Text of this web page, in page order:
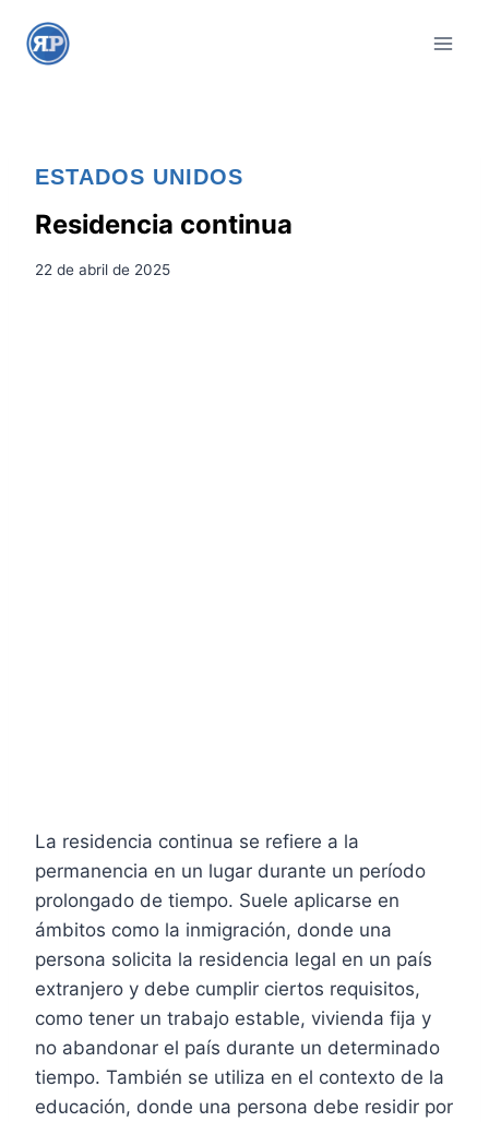
ESTADOS UNIDOS
Residencia continua
22 de abril de 2025
La residencia continua se refiere a la
permanencia en un lugar durante un período
prolongado de tiempo. Suele aplicarse en
ámbitos como la inmigración, donde una
persona solicita la residencia legal en un país
extranjero y debe cumplir ciertos requisitos,
como tener un trabajo estable, vivienda fija y
no abandonar el país durante un determinado
tiempo. También se utiliza en el contexto de la
educación, donde una persona debe residir por